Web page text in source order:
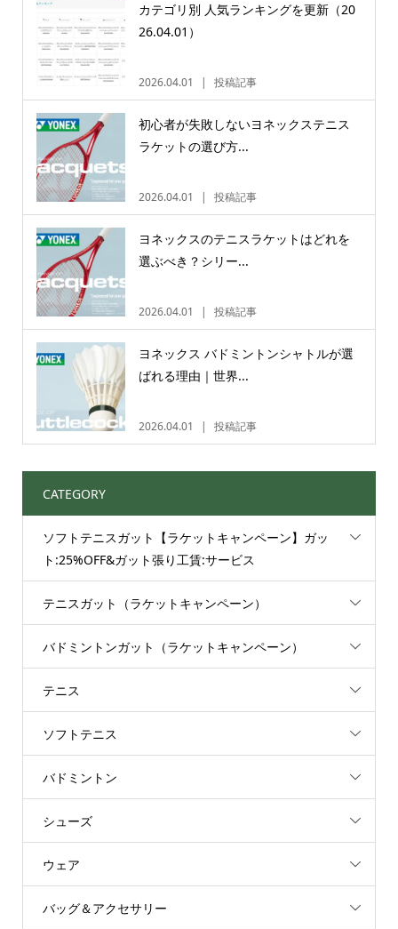
カテゴリ別 人気ランキングを更新（20
26.04.01）
2026.04.01 投稿記事
初心者が失敗しないヨネックステニス
ラケットの選び方...
2026.04.01 投稿記事
ヨネックスのテニスラケットはどれを
選ぶべき？シリー...
2026.04.01 投稿記事
ヨネックス バドミントンシャトルが選
ばれる理由｜世界...
2026.04.01 投稿記事
CATEGORY
ソフトテニスガット【ラケットキャンペーン】ガッ
ト:25%OFF&ガット張り工賃:サービス
テニスガット（ラケットキャンペーン）
バドミントンガット（ラケットキャンペーン）
テニス
ソフトテニス
バドミントン
シューズ
ウェア
バッグ＆アクセサリー